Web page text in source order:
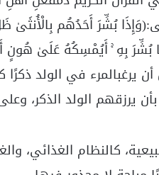
بُشِّرَ أَحَدُهُم
مَا بُشِّرَ بِهِ ۚ أَيُمْسِكُهُ عَلَىٰ
(58-59)، ولا بأس أن يرغبالمرء في
بأن يرزقهم الولد الذكر،
كالنظام الغذائي،